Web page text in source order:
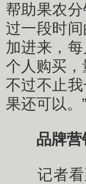
帮助果农
过一段时
加进来，
个人购买
不过不止
果还可以。”
品牌
记者看